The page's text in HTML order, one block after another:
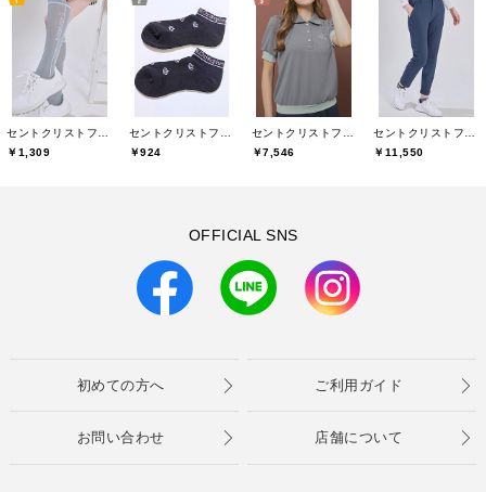
￥1,309
￥924
￥7,546
￥11,550
OFFICIAL SNS
初めての方へ ご利用ガイド
お問い合わせ 店舗について